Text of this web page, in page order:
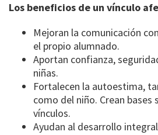
Los beneficios de un vínculo
Mejoran la comunicación
el propio alumnado.
Aportan confianza,
niñas.
Fortalecen la autoestima,
como del niño. Crean
vínculos.
Ayudan al desarrollo